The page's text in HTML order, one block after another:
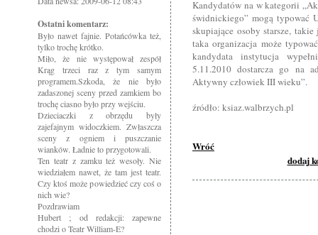
Ostatni komentarz:
Było nawet fajnie. Potańcówka też,
tylko trochę krótko.
Miło, że nie występował zespół
Krąg trzeci raz z tym samym
programem.Szkoda, że nie było
zadaszonej sceny przed zamkiem bo
trochę ciasno było przy wejściu.
Dzieciaczki z obrzędu były
zajefajnym widoczkiem. Zwłaszcza
sceny z ogniem i puszczanie
wianków. Ładnie to przygotowali.
Ten teatr z zamku też wesoły. Nie
wiedziałem nawet, że tam jest teatr.
Czy ktoś może powiedzieć czy coś o
nich wie?
Pozdrawiam
Hubert ; od redakcji: zapewne
chodzi o Teatr William-E?
Kandydatów na w kategorii
świdnickiego” mogą typować
skupiające osoby starsze,
taka organizacja może
kandydata instytucja
5.11.2010 dostarcza go na
Aktywny człowiek III wieku”.
źródło: ksiaz.walbrzych.pl
Wróć
dodaj